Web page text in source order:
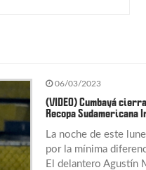
06/03/2023
(VIDEO) Cumbayá
Recopa Sudamericana
La noche de este
por la mínima
El delantero Agustín